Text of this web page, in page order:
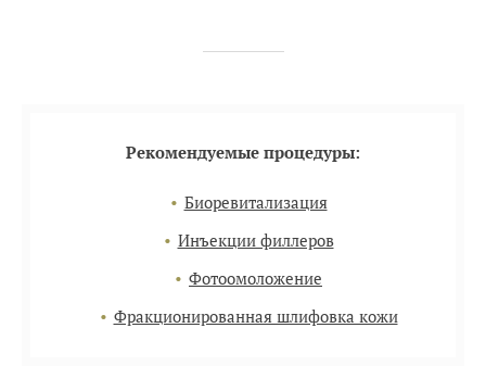
Рекомендуемые процедуры:
Биоревитализация
Инъекции филлеров
Фотоомоложение
Фракционированная шлифовка кожи